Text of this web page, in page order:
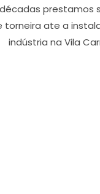
prestamos
ate a
indústria na Vila